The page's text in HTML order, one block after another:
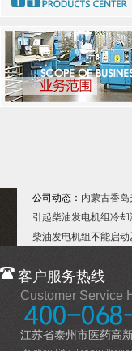
公司动态： 内蒙古香
引起柴油发电机组冷
柴油发电机组不能启
客户服务热线
Customer Service
江苏省泰州市医药高